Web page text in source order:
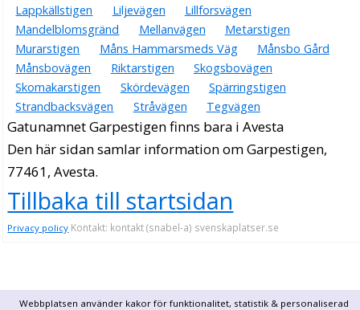
Webbplatsen använder kakor för funktionalitet, statistik & personaliserad
Lappkällstigen
Liljevägen
Lillforsvägen
Mandelblomsgränd
Mellanvägen
Metarstigen
Murarstigen
Måns Hammarsmeds Väg
Månsbo Gård
Månsbovägen
Riktarstigen
Skogsbovägen
Skomakarstigen
Skördevägen
Spärringstigen
Strandbacksvägen
Stråvägen Tegvägen
Gatunamnet Garpestigen finns bara i Avesta
Den här sidan samlar information om Garpestigen,
77461, Avesta.
Tillbaka till startsidan
Privacy policy Kontakt: kontakt (snabel-a) svenskaplatser.se